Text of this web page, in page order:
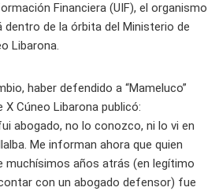
Financiera (UIF), el organismo
dentro de la órbita del Ministerio de
Libarona.
haber defendido a “Mameluco”
X Cúneo Libarona publicó:
abogado, no lo conozco, ni lo vi en
Me informan ahora que quien
muchísimos años atrás (en legítimo
con un abogado defensor) fue